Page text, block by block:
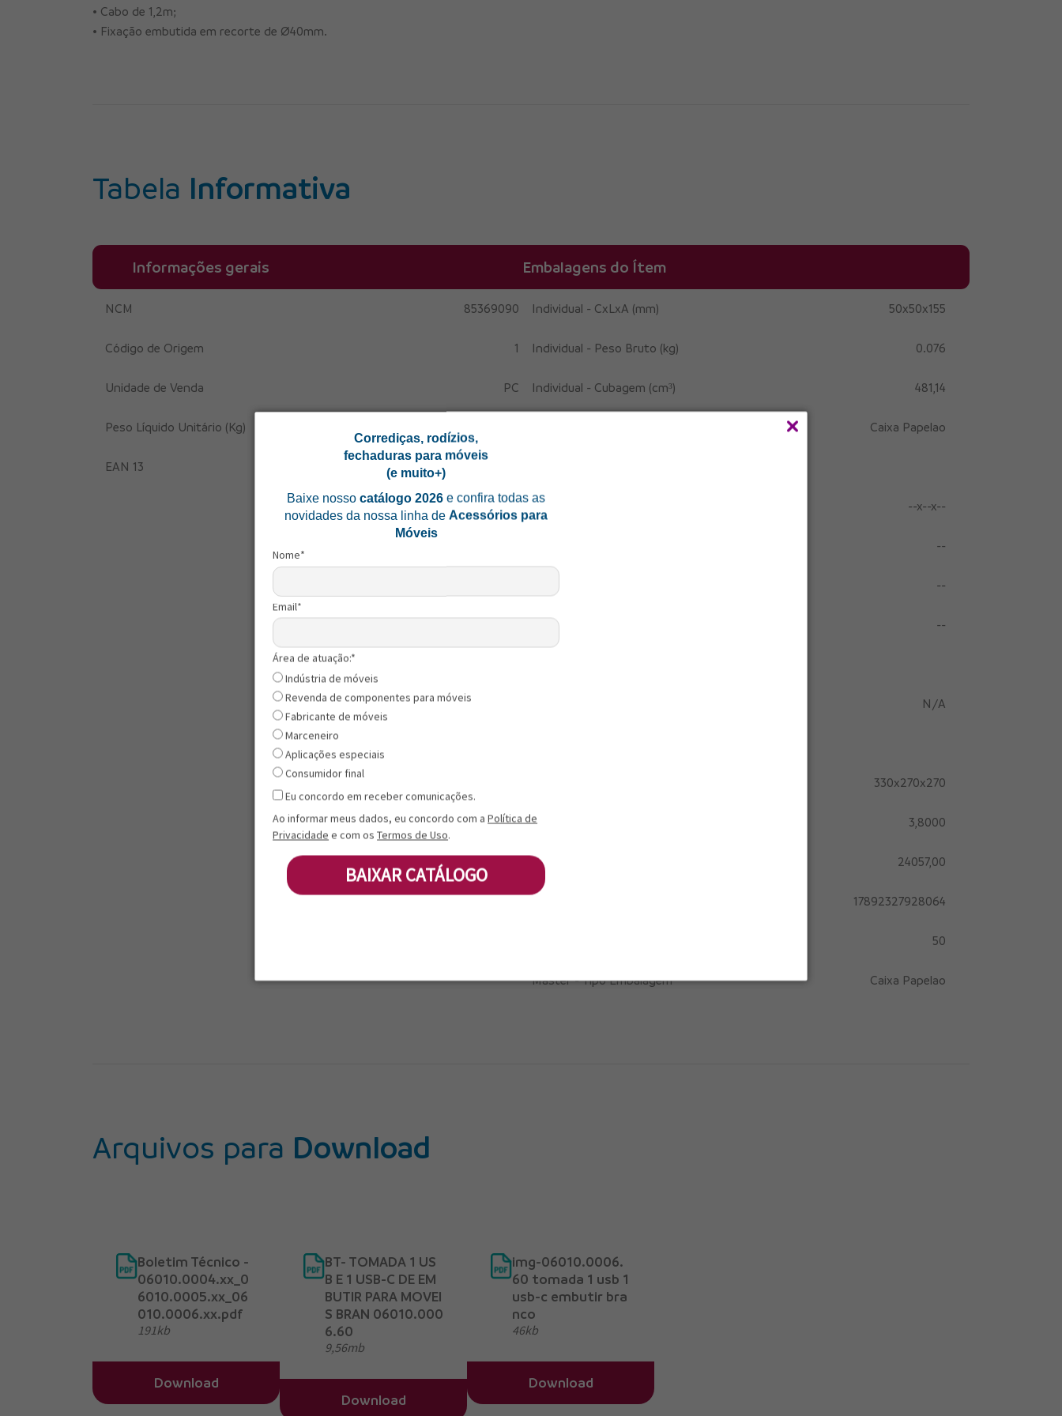
Corrediças, rodízios,
fechaduras para móveis
(e muito+)
Baixe nossocatálogo 2026e confira todas as
novidades da nossa linha deAcessórios para
Móveis
Nome*
Email*
Área de atuação:*
Indústria de móveis
Revenda de componentes para móveis
Fabricante de móveis
Marceneiro
Aplicações especiais
Consumidor final
Eu concordo em receber comunicações.
Ao informar meus dados, eu concordo com aPolítica de
Privacidade e com osTermos de Uso.
BAIXAR CATÁLOGO
• Cabo de 1,2m;
• Fixação embutida em recorte de Ø40mm.
Tabela Informativa
Informações gerais Embalagens do Ítem
NCM 85369090
Código de Origem 1
Unidade de Venda PC
Peso Líquido Unitário (Kg)
EAN 13 7892327928067
Individual - CxLxA (mm) 50x50x155
Individual - Peso Bruto (kg) 0.076
Individual - Cubagem (cm³) 481,14
Caixa Papelao
Coletiva - CxLxA (mm) --x--x--
--
--
Coletiva - DUN 14 --
N/A
330x270x270
Master - Peso Bruto (kg) 3,8000
Master - Cubagem (cm³) 24057,00
17892327928064
50
Master - Tipo Embalagem Caixa Papelao
Arquivos para Download
Boletim Técnico -
06010.0004.xx_0
6010.0005.xx_06
010.0006.xx.pdf
191kb
Download
BT- TOMADA 1 US
B E 1 USB-C DE EM
BUTIR PARA MOVEI
S BRAN 06010.000
6.60
9,56mb
Download
img-06010.0006.
60 tomada 1 usb 1
usb-c embutir bra
nco
46kb
Download